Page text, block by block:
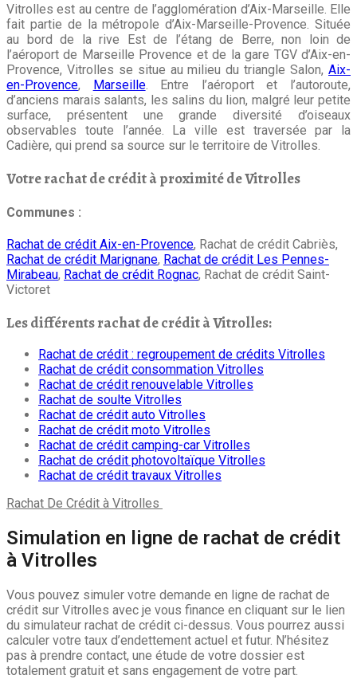
Vitrolles est au centre de l’agglomération d’Aix-Marseille. Elle
fait partie de la métropole d’Aix-Marseille-Provence. Située
au bord de la rive Est de l’étang de Berre, non loin de
l’aéroport de Marseille Provence et de la gare TGV d’Aix-en-
Provence, Vitrolles se situe au milieu du triangle Salon, Aix-
en-Provence, Marseille. Entre l’aéroport et l’autoroute,
d’anciens marais salants, les salins du lion, malgré leur petite
surface, présentent une grande diversité d’oiseaux
observables toute l’année. La ville est traversée par la
Cadière, qui prend sa source sur le territoire de Vitrolles.
Votre rachat de crédit à proximité de Vitrolles
Communes :
Rachat de crédit Aix-en-Provence, Rachat de crédit Cabriès,
Rachat de crédit Marignane, Rachat de crédit Les Pennes-
Mirabeau, Rachat de crédit Rognac, Rachat de crédit Saint-
Victoret
Les différents rachat de crédit à Vitrolles:
Rachat de crédit : regroupement de crédits Vitrolles
Rachat de crédit consommation Vitrolles
Rachat de crédit renouvelable Vitrolles
Rachat de soulte Vitrolles
Rachat de crédit auto Vitrolles
Rachat de crédit moto Vitrolles
Rachat de crédit camping-car Vitrolles
Rachat de crédit photovoltaïque Vitrolles
Rachat de crédit travaux Vitrolles
Rachat De Crédit à Vitrolles
Simulation en ligne de rachat de crédit
à Vitrolles
Vous pouvez simuler votre demande en ligne de rachat de
crédit sur Vitrolles avec je vous finance en cliquant sur le lien
du simulateur rachat de crédit ci-dessus. Vous pourrez aussi
calculer votre taux d’endettement actuel et futur. N’hésitez
pas à prendre contact, une étude de votre dossier est
totalement gratuit et sans engagement de votre part.